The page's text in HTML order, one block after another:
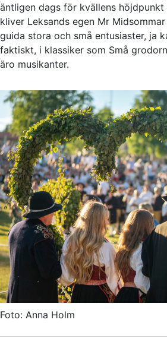
äntligen dags för kvällens höjdpunkt
kliver Leksands egen Mr
guida stora och små entusiaster, ja
faktiskt, i klassiker som Små
äro musikanter.
Foto: Anna Holm